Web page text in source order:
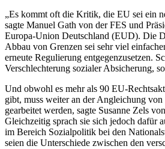
„Es kommt oft die Kritik, die EU sei ein
sagte Manuel Gath von der FES und
Europa-Union Deutschland (EUD). Die
Abbau von Grenzen sei sehr viel
erneute Regulierung entgegenzusetzen.
Verschlechterung sozialer Absicherung,
Und obwohl es mehr als 90 EU-
gibt, muss weiter an der Angleichung von
gearbeitet werden, sagte Susanne Zels
Gleichzeitig sprach sie sich jedoch dafür
im Bereich Sozialpolitik bei den
seien die Unterschiede zwischen den